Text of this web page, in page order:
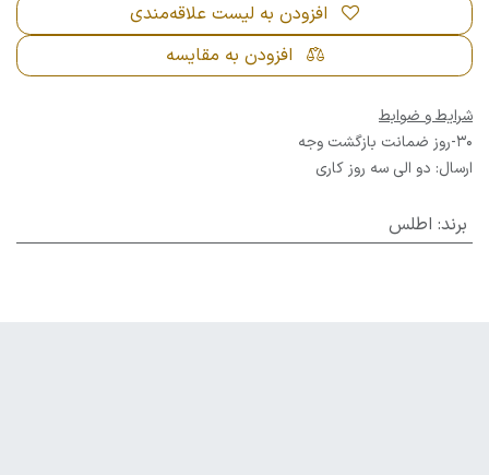
افزودن به مقایسه
افزودن به لیست علاقه‌مندی
شرایط و ضوابط
30-روز ضمانت بازگشت وجه
ارسال: دو الی سه روز کاری
برند: اطلس